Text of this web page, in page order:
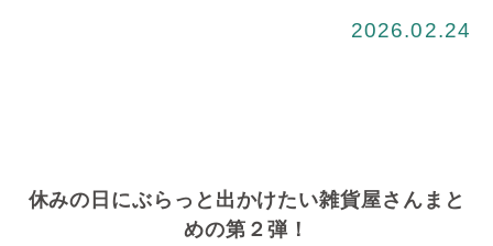
2026.02.24
休みの日にぶらっと出かけたい雑貨屋さんまと
めの第２弾！